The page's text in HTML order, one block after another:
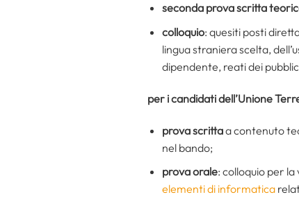
seconda prova scritta
colloquio: quesiti posti
lingua straniera scelta,
dipendente, reati dei
per i candidati dell’Unione
prova scrittaa contenuto
nel bando;
prova orale: colloquio per
elementi di informatica